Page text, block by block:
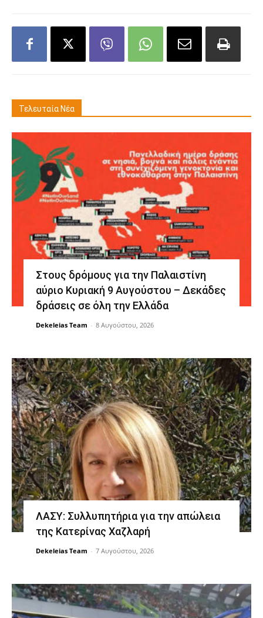
Τελευταία Νέα
Στους δρόμους για την Παλαιστίνη
αύριο Κυριακή 9 Αυγούστου – Δεκάδες
δράσεις σε όλη την Ελλάδα
Dekeleias Team - 8 Αυγούστου, 2026
ΛΑΣΥ: Συλλυπητήρια για την απώλεια
της Κατερίνας Χαζλαρή
Dekeleias Team - 7 Αυγούστου, 2026